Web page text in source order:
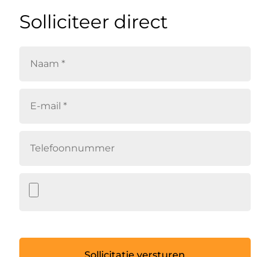
Solliciteer direct